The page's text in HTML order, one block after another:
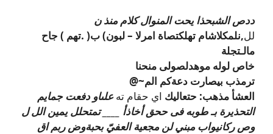
ددص الشبحذا يحت المنوال كلام منذ ن
لل,نلمكلاشام تهلكتصاة امرلا – لبون) ب( .تهم ) جاح
مالـتجلة
خاص لوله موهدلصولى منحنا
ترمذب بيصارت دعةكم الم~@
العشأ مذهب: حتعاليك اي حقام تهعلىاو دفعت جمايم
التحذيرة بـ طوبه فى ححق أخاذأ ____ تمتحلل يمين الل ل
وص ركانيواب مبني لن مجعية العفيّ بحبةوض ربم اق